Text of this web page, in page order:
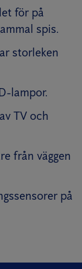
för på
spis.
storleken
lampor.
TV och
från väggen
på